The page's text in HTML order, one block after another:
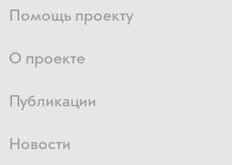
Помощь проекту
О проекте
Публикации
Новости